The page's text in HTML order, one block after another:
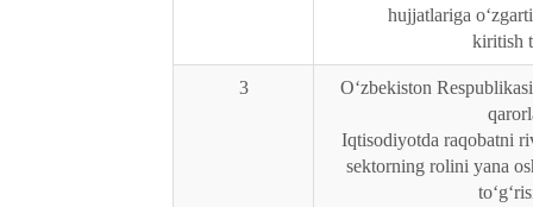
hujjatlariga
kiritish
3
Oʻzbekiston
Iqtisodiyotda raqobatni
sektorning rolini yana